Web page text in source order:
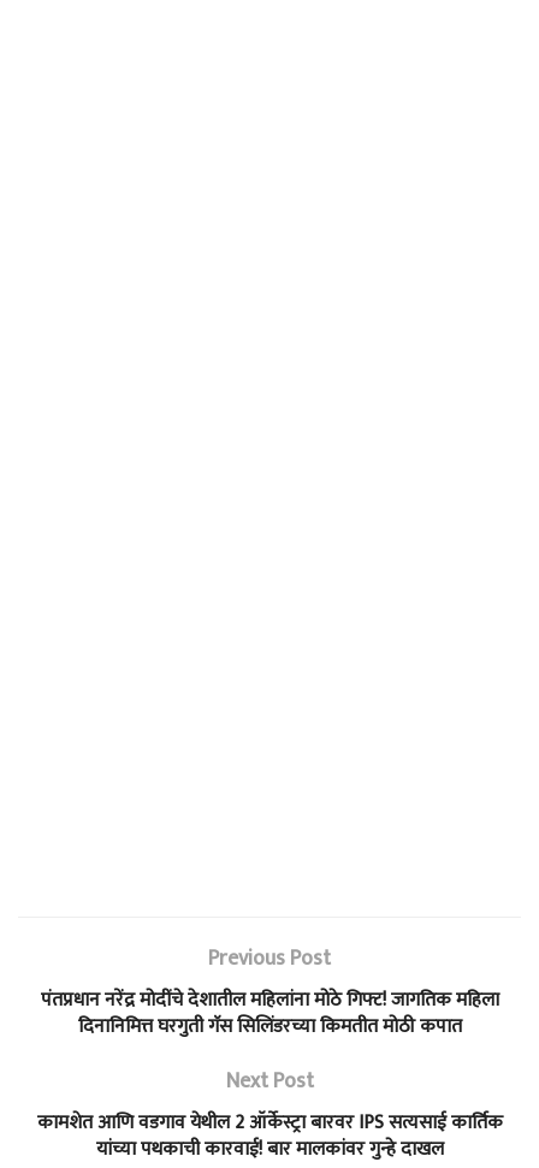
Previous Post
पंतप्रधान नरेंद्र मोदींचे देशातील महिलांना मोठे गिफ्ट! जागतिक महिला
दिनानिमित्त घरगुती गॅस सिलिंडरच्या किमतीत मोठी कपात
Next Post
कामशेत आणि वडगाव येथील 2 ऑर्केस्ट्रा बारवर IPS सत्यसाई कार्तिक
यांच्या पथकाची कारवाई! बार मालकांवर गुन्हे दाखल